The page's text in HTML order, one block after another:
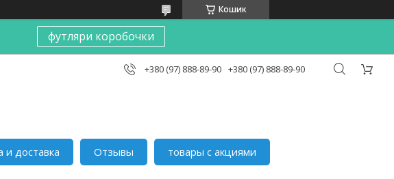
Кошик
футляри коробочки
+380 (97) 888-89-90 +380 (97) 888-89-90
и доставка Отзывы товары с акциями